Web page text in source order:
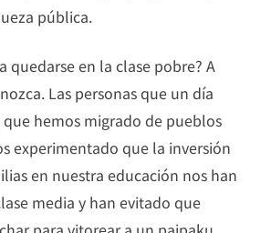
pública.
quedarse en la clase pobre? A
Las personas que un día
hemos migrado de pueblos
experimentado que la inversión
en nuestra educación nos han
media y han evitado que